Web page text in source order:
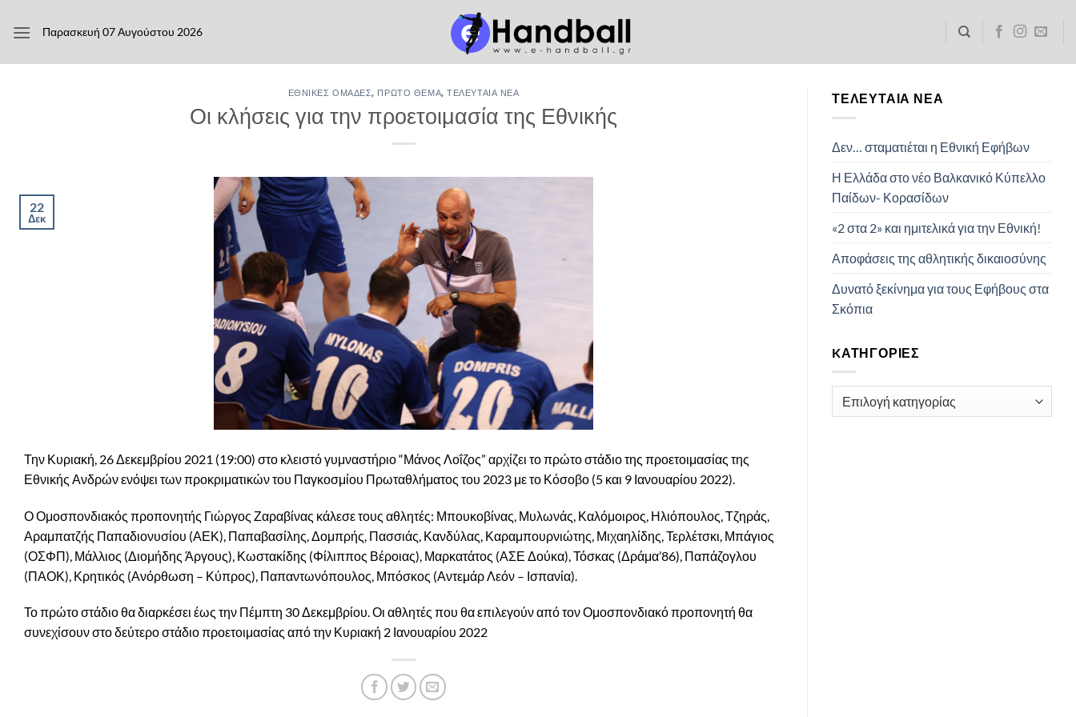
στο
Παρασκευή 07 Αυγούστου 2026
ΕΘΝΙΚΈΣ ΟΜΆΔΕΣ, ΠΡΏΤΟ ΘΈΜΑ,ΤΕΛΕΥΤΑΊΑ ΝΈΑ
Οι κλήσεις για την προετοιμασία της Εθνικής
22
Δεκ
Την Κυριακή, 26 Δεκεμβρίου 2021 (19:00) στο κλειστό γυμναστήριο “Μάνος Λοΐζος” αρχίζει το πρώτο στάδιο της προετοιμασίας της
Εθνικής Ανδρών ενόψει των προκριματικών του Παγκοσμίου Πρωταθλήματος του 2023 με το Κόσοβο (5 και 9 Ιανουαρίου 2022).
Ο Ομοσπονδιακός προπονητής Γιώργος Ζαραβίνας κάλεσε τους αθλητές: Μπουκοβίνας, Μυλωνάς, Καλόμοιρος, Ηλιόπουλος, Τζηράς,
Αραμπατζής Παπαδιονυσίου (ΑΕΚ), Παπαβασίλης, Δομπρής, Πασσιάς, Κανδύλας, Καραμπουρνιώτης, Μιχαηλίδης, Τερλέτσκι, Μπάγιος
(ΟΣΦΠ), Μάλλιος (Διομήδης Άργους), Κωστακίδης (Φίλιππος Βέροιας), Μαρκατάτος (ΑΣΕ Δούκα), Τόσκας (Δράμα’86), Παπάζογλου
(ΠΑΟΚ), Κρητικός (Ανόρθωση – Κύπρος), Παπαντωνόπουλος, Μπόσκος (Αντεμάρ Λεόν – Ισπανία).
Το πρώτο στάδιο θα διαρκέσει έως την Πέμπτη 30 Δεκεμβρίου. Οι αθλητές που θα επιλεγούν από τον Ομοσπονδιακό προπονητή θα
συνεχίσουν στο δεύτερο στάδιο προετοιμασίας από την Κυριακή 2 Ιανουαρίου 2022
ΤΕΛΕΥΤΑΊΑ ΝΈΑ
Δεν… σταματιέται η Εθνική Εφήβων
Η Ελλάδα στο νέο Βαλκανικό Κύπελλο
Παίδων- Κορασίδων
«2 στα 2» και ημιτελικά για την Εθνική!
Αποφάσεις της αθλητικής δικαιοσύνης
Δυνατό ξεκίνημα για τους Εφήβους στα
Σκόπια
KΑΤΗΓΟΡΊΕΣ
Kατηγορίες